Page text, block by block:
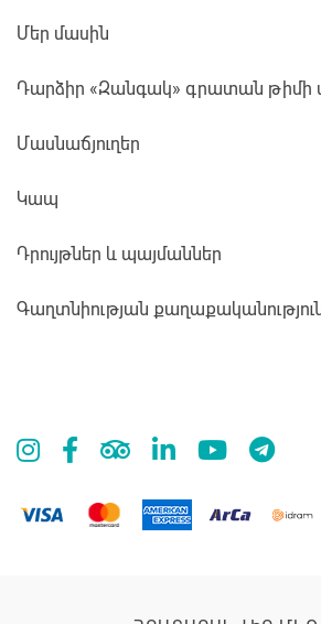
Մեր մասին
Դարձիր «Զանգակ» գրատան թիմի
Մասնաճյուղեր
Կապ
Դրույթներ և պայմաններ
Գաղտնիության